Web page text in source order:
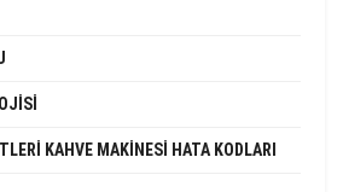
KAHVE MAKINESI HATA KODLARI